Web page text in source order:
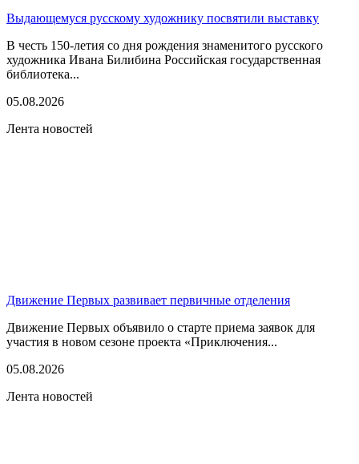
Выдающемуся русскому художнику посвятили выставку
В честь 150-летия со дня рождения знаменитого русского
художника Ивана Билибина Российская государственная
библиотека...
05.08.2026
Лента новостей
Движение Первых развивает первичные отделения
Движение Первых объявило о старте приема заявок для
участия в новом сезоне проекта «Приключения...
05.08.2026
Лента новостей